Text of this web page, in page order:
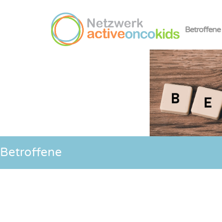
Betroffene
Betroffene